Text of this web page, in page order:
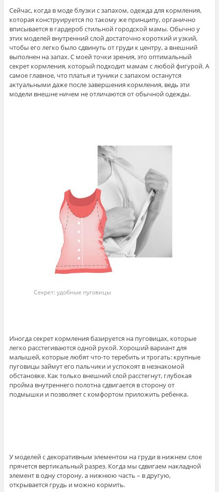
Сейчас, когда в моде блузки с запахом, одежда для кормления,
которая конструируется по такому же принципу, органично
вписывается в гардероб стильной городской мамы. Обычно у
этих моделей внутренний слой достаточно короткий и узкий,
чтобы его легко было сдвинуть от груди к центру, а внешний
выполнен на запах. С моей точки зрения, это оптимальный
секрет кормления, который подходит мамам с любой фигурой. А
самое главное, что платья и туники с запахом останутся
актуальными даже после завершения кормления, ведь эти
модели внешне ничем не отличаются от обычной одежды.
Секрет: удобные пуговицы
Иногда секрет кормления базируется на пуговицах, которые
легко расстегиваются одной рукой. Хороший вариант для
малышей, которые любят что-то теребить и трогать: крупные
пуговицы займут его пальчики и успокоят в незнакомой
обстановке. Как только внешний слой расстегнут, глубокая
пройма внутреннего полотна сдвигается в сторону от
подмышки и позволяет с комфортом приложить ребенка.
У моделей с декоративным элементом на груди в нижнем слое
прячется вертикальный разрез. Когда мы сдвигаем накладной
элемент в одну сторону, а нижнюю часть – в другую,
открывается грудь и можно кормить.